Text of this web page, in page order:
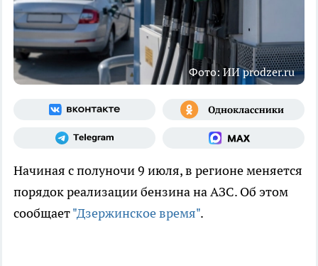
Фото: ИИ prodzer.ru
Начиная с полуночи 9 июля, в регионе меняется
порядок реализации бензина на АЗС. Об этом
сообщает"Дзержинское время".